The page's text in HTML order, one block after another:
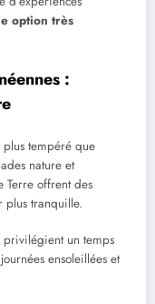
option très
:
plus tempéré que
nature et
Terre offrent des
plus tranquille.
privilégient un temps
ensoleillées et